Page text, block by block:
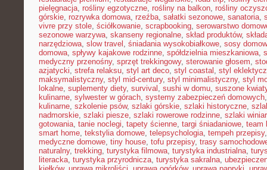
pielęgnacja, rośliny egzotyczne, rośliny na balkon, rośliny
górskie, rozrywka domowa, rzeźba, sałatki sezonowe, sanatoria,
vivre przy stole, ściółkowanie, scrapbooking, serowarstwo
sezonowe warzywa, skanseny regionalne, skład produktów,
narzędziowa, slow travel , śniadania wysokobiałkowe, sosy
domowa, spływy kajakowe rodzinne, spółdzielnia mieszkaniowa,
medyczny przenośny, sprzęt trekkingowy, sterowanie głosem,
azjatycki, strefa relaksu, styl art deco, styl coastal , styl
maksymalistyczny, styl mid-century, styl minimalistyczny, styl
lokalne, suplementy diety, survival , sushi w domu, suszone
kulinarne, sylwester w górach, systemy zabezpieczeń domowych
kulinarne, szkolenie psów, szlaki górskie, szlaki historyczne,
nadmorskie, szlaki piesze, szlaki rowerowe rodzinne, szlaki
gotowania, tanie noclegi, tapety ścienne, targi śniadaniowe, team
smart home, tekstylia domowe, telepsychologia, tempeh przepisy
medyczne domowe, tiny house, tofu przepisy, trasy
naturalny, trekking, turystyka filmowa, turystyka industrialna,
literacka, turystyka przyrodnicza, turystyka sakralna,